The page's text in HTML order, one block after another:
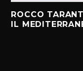
ROCCO
IL